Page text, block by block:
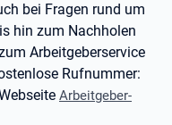
bei Fragen rund um
hin zum Nachholen
Arbeitgeberservice
Rufnummer:
Arbeitgeber-